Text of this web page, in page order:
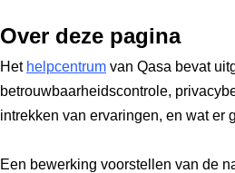
Over deze pagina
Het helpcentrum van Qasa bevat
betrouwbaarheidscontrole,
intrekken van ervaringen, en wat er
Een bewerking voorstellen van de